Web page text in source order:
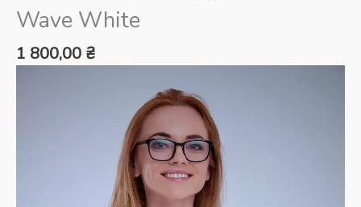
Wave White
1 800,00 ₴